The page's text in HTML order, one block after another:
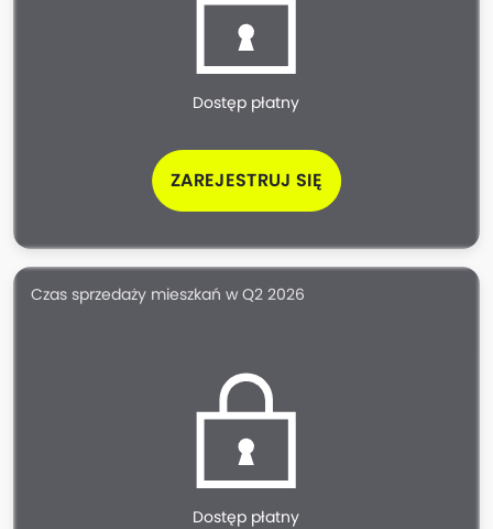
Dostęp płatny
ZAREJESTRUJ SIĘ
Czas sprzedaży mieszkań w Q2 2026
Dostęp płatny